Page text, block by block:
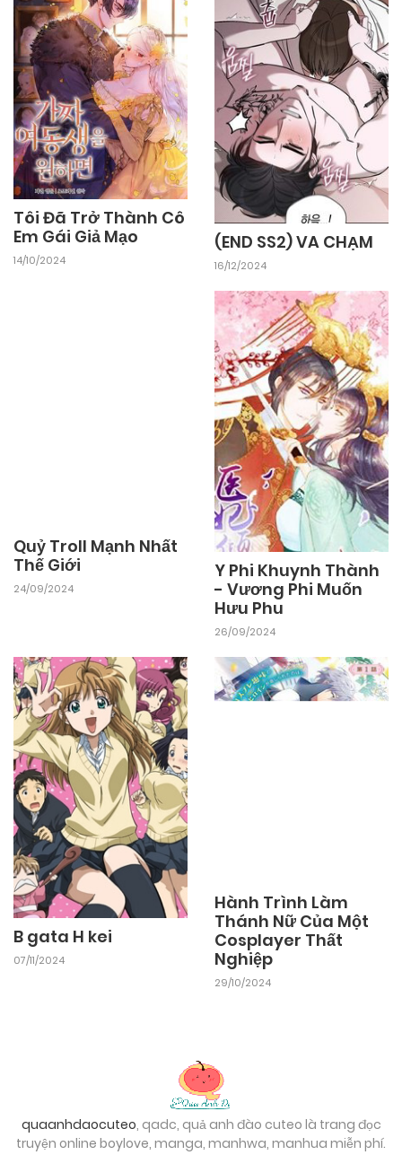
Tôi Đã Trở Thành Cô
Em Gái Giả Mạo
14/10/2024
(END SS2) VA CHẠM
16/12/2024
Quỷ Troll Mạnh Nhất
Thế Giới
24/09/2024
Y Phi Khuynh Thành
- Vương Phi Muốn
Hưu Phu
26/09/2024
B gata H kei
07/11/2024
Hành Trình Làm
Thánh Nữ Của Một
Cosplayer Thất
Nghiệp
29/10/2024
quaanhdaocuteo, qadc, quả anh đào cuteo là trang đọc
truyện online boylove, manga, manhwa, manhua miễn phí.